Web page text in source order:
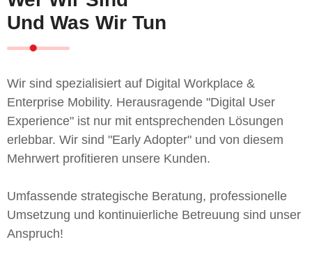
Und Was Wir Tun
Wir sind spezialisiert auf Digital Workplace &
Enterprise Mobility. Herausragende "Digital User
Experience" ist nur mit entsprechenden Lösungen
erlebbar. Wir sind "Early Adopter" und von diesem
Mehrwert profitieren unsere Kunden.
Umfassende strategische Beratung, professionelle
Umsetzung und kontinuierliche Betreuung sind unser
Anspruch!